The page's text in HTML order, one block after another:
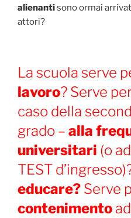
alienantisono ormai
attori?
La scuola serve
lavoro? Serve
caso della
grado – alla
universitari (o
TEST
educare? Serve
contenimento